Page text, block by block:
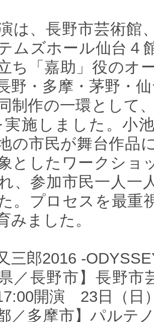
は、長野市芸術館
ムズホール仙台４
ち「嘉助」役のオ
野・多摩・茅野・
制作の一環として
実施しました。小
の市民が舞台作品
としたワークショ
、参加市民一人一
。プロセスを最重
みました。
三郎2016 -
県／長野市】長野
17:00開演 23日（
都／多摩市】パル